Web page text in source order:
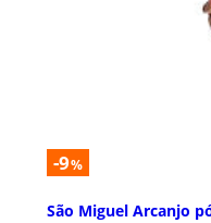
-9%
São Miguel Arcanjo